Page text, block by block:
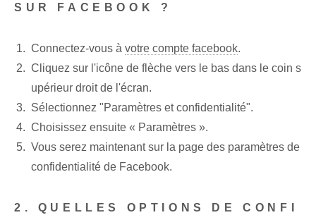
SUR FACEBOOK ?
Connectez-vous à votre compte facebook.
Cliquez sur l'icône de flèche vers le bas dans le coin s
upérieur droit de l'écran.
Sélectionnez "Paramètres et confidentialité".
Choisissez ensuite « Paramètres ».
Vous serez maintenant sur la page des paramètres de
confidentialité de Facebook.
2. QUELLES OPTIONS DE CONFI